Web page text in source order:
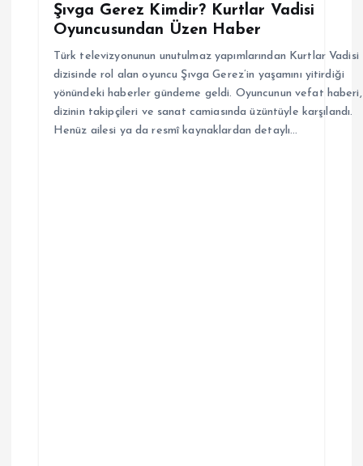
Şıvga Gerez Kimdir? Kurtlar Vadisi
Oyuncusundan Üzen Haber
Türk televizyonunun unutulmaz yapımlarından Kurtlar Vadisi
dizisinde rol alan oyuncu Şıvga Gerez’in yaşamını yitirdiği
yönündeki haberler gündeme geldi. Oyuncunun vefat haberi,
dizinin takipçileri ve sanat camiasında üzüntüyle karşılandı.
Henüz ailesi ya da resmî kaynaklardan detaylı…